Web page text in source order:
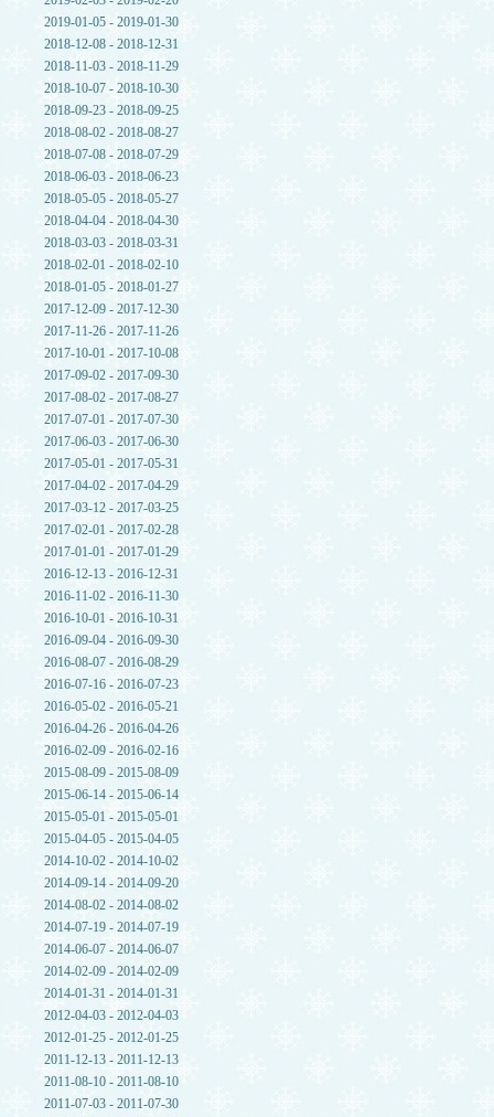
2019-01-05 - 2019-01-30
2018-12-08 - 2018-12-31
2018-11-03 - 2018-11-29
2018-10-07 - 2018-10-30
2018-09-23 - 2018-09-25
2018-08-02 - 2018-08-27
2018-07-08 - 2018-07-29
2018-06-03 - 2018-06-23
2018-05-05 - 2018-05-27
2018-04-04 - 2018-04-30
2018-03-03 - 2018-03-31
2018-02-01 - 2018-02-10
2018-01-05 - 2018-01-27
2017-12-09 - 2017-12-30
2017-11-26 - 2017-11-26
2017-10-01 - 2017-10-08
2017-09-02 - 2017-09-30
2017-08-02 - 2017-08-27
2017-07-01 - 2017-07-30
2017-06-03 - 2017-06-30
2017-05-01 - 2017-05-31
2017-04-02 - 2017-04-29
2017-03-12 - 2017-03-25
2017-02-01 - 2017-02-28
2017-01-01 - 2017-01-29
2016-12-13 - 2016-12-31
2016-11-02 - 2016-11-30
2016-10-01 - 2016-10-31
2016-09-04 - 2016-09-30
2016-08-07 - 2016-08-29
2016-07-16 - 2016-07-23
2016-05-02 - 2016-05-21
2016-04-26 - 2016-04-26
2016-02-09 - 2016-02-16
2015-08-09 - 2015-08-09
2015-06-14 - 2015-06-14
2015-05-01 - 2015-05-01
2015-04-05 - 2015-04-05
2014-10-02 - 2014-10-02
2014-09-14 - 2014-09-20
2014-08-02 - 2014-08-02
2014-07-19 - 2014-07-19
2014-06-07 - 2014-06-07
2014-02-09 - 2014-02-09
2014-01-31 - 2014-01-31
2012-04-03 - 2012-04-03
2012-01-25 - 2012-01-25
2011-12-13 - 2011-12-13
2011-08-10 - 2011-08-10
2011-07-03 - 2011-07-30